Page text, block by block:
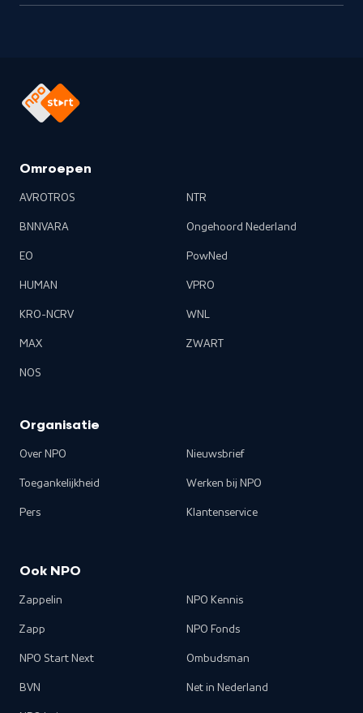
Omroepen
AVROTROS
BNNVARA
EO
HUMAN
KRO-NCRV
MAX
NOS
NTR
Ongehoord Nederland
PowNed
VPRO
WNL
ZWART
Organisatie
Over NPO
Toegankelijkheid
Pers
Nieuwsbrief
Werken bij NPO
Klantenservice
Ook NPO
Zappelin
Zapp
NPO Start Next
BVN
NPO Kennis
NPO Fonds
Ombudsman
Net in Nederland